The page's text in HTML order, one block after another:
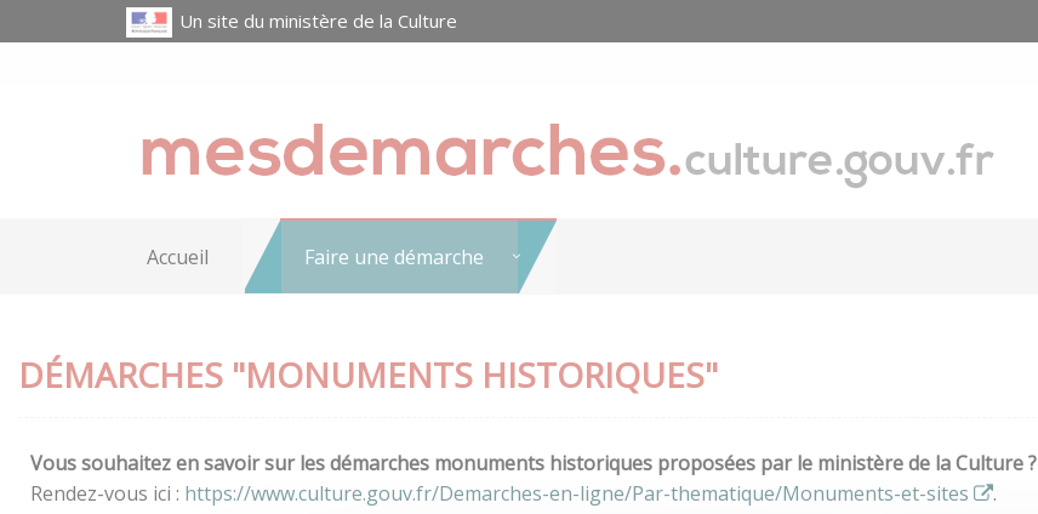
Un site du ministère de la Culture
Accueil Faire une démarche
DÉMARCHES "MONUMENTS HISTORIQUES"
Vous souhaitez en savoir sur les démarches monuments historiques proposées par le ministère de la Culture ?
Rendez-vous ici : https://www.culture.gouv.fr/Demarches-en-ligne/Par-thematique/Monuments-et-sites .